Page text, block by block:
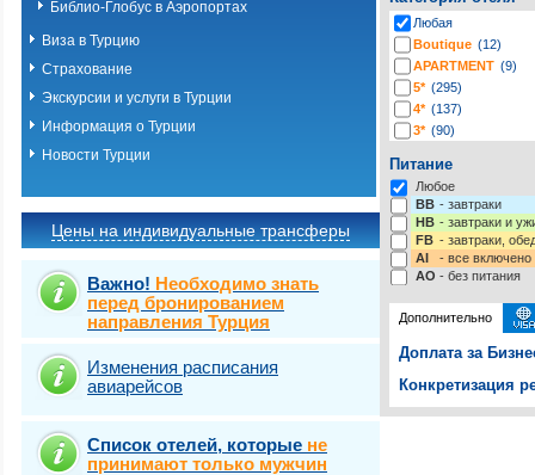
Библио-Глобус в Аэропортах
Виза в Турцию
Страхование
Экскурсии и услуги в Турции
Информация о Турции
Новости Турции
Цены на индивидуальные трансферы
Важно! Необходимо знать
перед бронированием
направления Турция
Изменения расписания
авиарейсов
Список отелей, которые не
принимают только мужчин
Любая
Boutique (12)
APARTMENT (9)
5* (295)
4* (137)
3* (90)
-* (4)
Питание
Любое
BB - завтраки
HB - завтраки и
FB - завтраки,
AI
- все включено
AO - без питания
Дополнительно
Доплата за
Конкретизация